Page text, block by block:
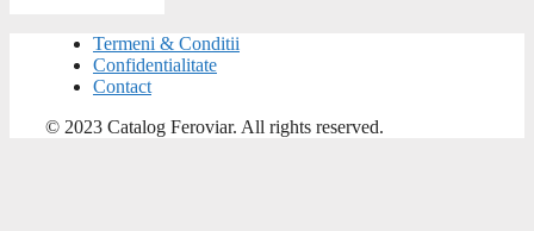
Termeni & Conditii
Confidentialitate
Contact
© 2023 Catalog Feroviar. All rights reserved.